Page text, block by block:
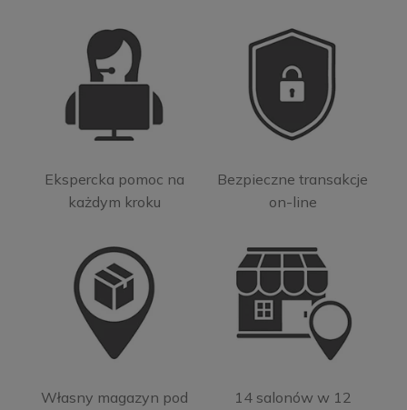
Ekspercka pomoc na
każdym kroku
Bezpieczne transakcje
on-line
Własny magazyn pod
14 salonów w 12